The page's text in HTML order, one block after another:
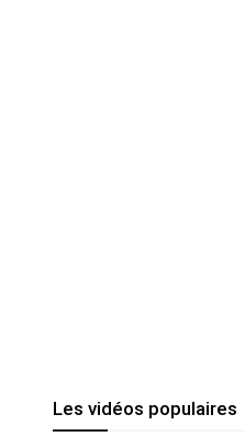
Les vidéos populaires